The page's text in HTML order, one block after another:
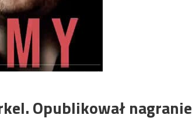
Opublikował nagranie